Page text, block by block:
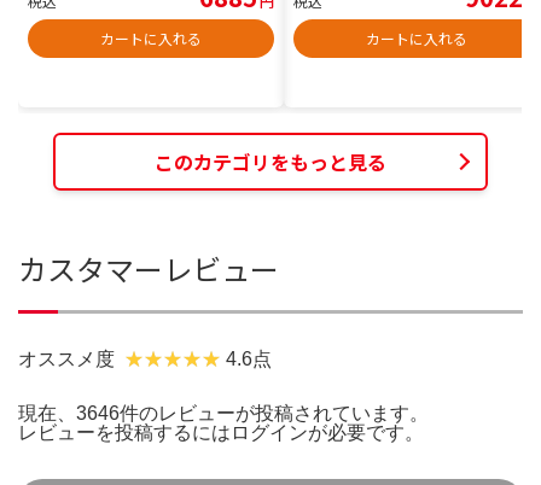
カートに入れる
カートに入れる
このカテゴリをもっと見る
カスタマーレビュー
オススメ度 4.6点
現在、3646件のレビューが投稿されています。
レビューを投稿するには ログインが必要です。